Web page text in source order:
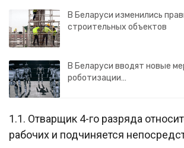
В Беларуси изменились
строительных объектов
В Беларуси вводят новые
роботизации…
1.1. Отварщик 4-го разряда
рабочих и подчиняется